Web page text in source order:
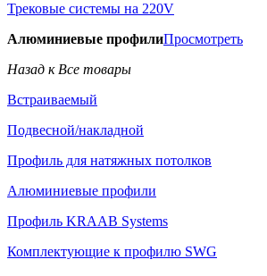
Трековые системы на 220V
Алюминиевые профилиПросмотреть
Назад к Все товары
Встраиваемый
Подвесной/накладной
Профиль для натяжных потолков
Алюминиевые профили
Профиль KRAAB Systems
Комплектующие к профилю SWG